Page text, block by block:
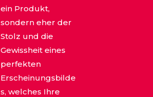
ein Produkt,
sondern eher der
Stolz und die
Gewissheit eines
perfekten
Erscheinungsbilde
s, welches Ihre